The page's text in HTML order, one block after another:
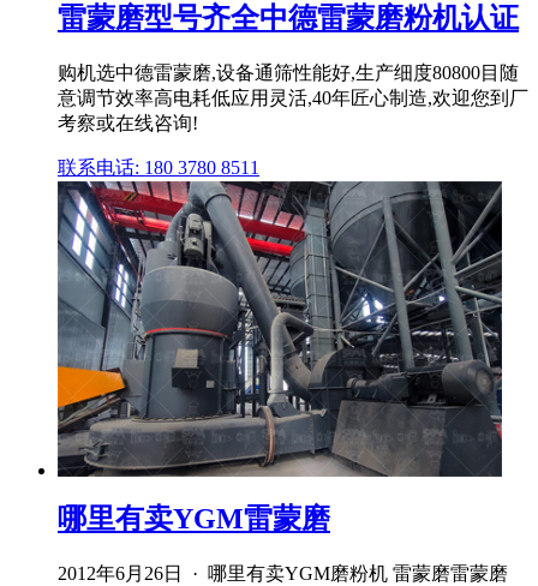
雷蒙磨型号齐全中德雷蒙磨粉机认证
购机选中德雷蒙磨,设备通筛性能好,生产细度80800目随
意调节效率高电耗低应用灵活,40年匠心制造,欢迎您到厂
考察或在线咨询!
联系电话: 180 3780 8511
哪里有卖YGM雷蒙磨
2012年6月26日 · 哪里有卖YGM磨粉机 雷蒙磨雷蒙磨